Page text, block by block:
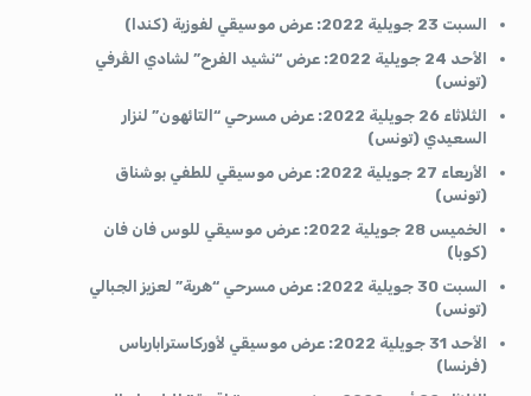
السبت 23 جويلية 2022: عرض موسيقي لفوزية (كندا)
الأحد 24 جويلية 2022: عرض “نشيد الفرح” لشادي الڤرفي
(تونس)
الثلاثاء 26 جويلية 2022: عرض مسرحي “التائهون” لنزار
السعيدي (تونس)
الأربعاء 27 جويلية 2022: عرض موسيقي للطفي بوشناق
(تونس)
الخميس 28 جويلية 2022: عرض موسيقي للوس فان فان
(كوبا)
السبت 30 جويلية 2022: عرض مسرحي “هربة” لعزيز الجبالي
(تونس)
الأحد 31 جويلية 2022: عرض موسيقي لأوركاسترابارباس
(فرنسا)